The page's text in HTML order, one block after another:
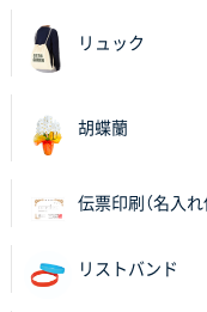
兵庫県のお客様
ロゴが入れられ
ECOワンポイン
他部署のスタ
リュック
胡蝶蘭
伝票印刷（名入れ
リストバンド